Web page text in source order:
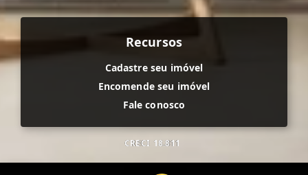
Recursos
Cadastre seu imóvel
Encomende seu imóvel
Fale conosco
CRECI 18.811